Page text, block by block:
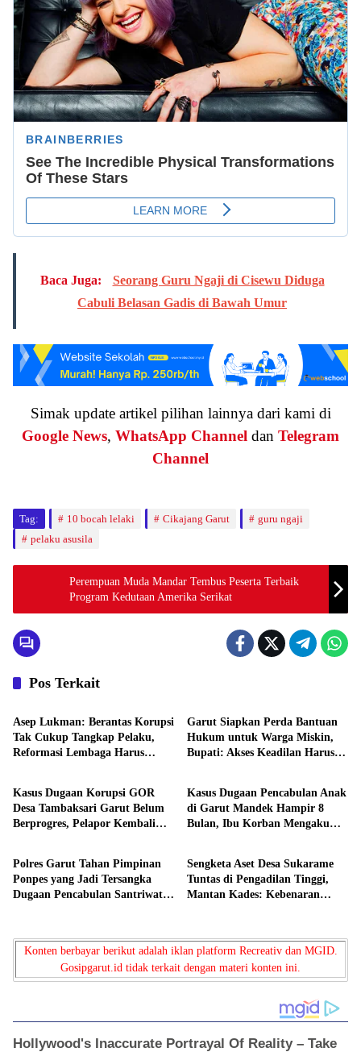
Baca Juga:
Seorang Guru Ngaji di Cisewu Diduga
Cabuli Belasan Gadis di Bawah Umur
Simak update artikel pilihan lainnya dari kami di
Google News, WhatsApp Channel dan Telegram
Channel
Tag: 10 bocah lelaki Cikajang Garut
guru ngaji
pelaku asusila
Perempuan Muda Mandar Tembus Peserta Terbaik
Program Kedutaan Amerika Serikat
Pos Terkait
Hukum
Asep Lukman: Berantas Korupsi
Tak Cukup Tangkap Pelaku,
Reformasi Lembaga Harus
Garut Siapkan Perda Bantuan
Hukum untuk Warga Miskin,
Bupati: Akses Keadilan Harus
Hukum
Kasus Dugaan Korupsi GOR
Desa Tambaksari Garut Belum
Berprogres, Pelapor Kembali
Hukum
Kasus Dugaan Pencabulan Anak
di Garut Mandek Hampir 8
Bulan, Ibu Korban Mengaku
Hukum
Polres Garut Tahan Pimpinan
Ponpes yang Jadi Tersangka
Dugaan Pencabulan Santriwati,
Hukum
Sengketa Aset Desa Sukarame
Tuntas di Pengadilan Tinggi,
Mantan Kades: Kebenaran
Konten berbayar berikut adalah iklan platform Recreativ dan MGID.
Gosipgarut.id tidak terkait dengan materi konten ini.